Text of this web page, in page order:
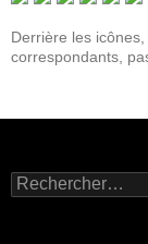
Derrière les
correspondants,
Rechercher :